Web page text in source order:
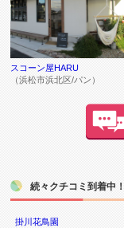
スコーン屋HARU
（浜松市浜北区/パン）
続々クチコミ到着中
掛川花鳥園